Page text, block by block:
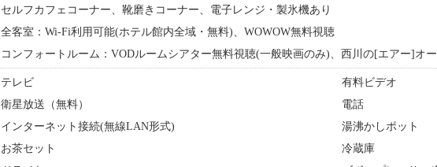
セルフカフェコーナー、靴磨きコーナー、電子レンジ・製氷機あり
全客室：Wi-Fi利用可能(ホテル館内全域・無料)、WOWOW無料視聴
コンフォートルーム：VODルームシアター無料視聴(一般映画のみ)、西川の[エアー]オ
テレビ
有料ビデオ
衛星放送（無料）
電話
インターネット接続(無線LAN形式)
湯沸かしポット
お茶セット
冷蔵庫